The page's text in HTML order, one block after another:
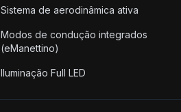
Sistema de aerodinâmica ativa
Modos de condução integrados
(eManettino)
Iluminação Full LED